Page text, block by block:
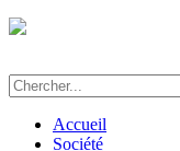
Accueil
Société